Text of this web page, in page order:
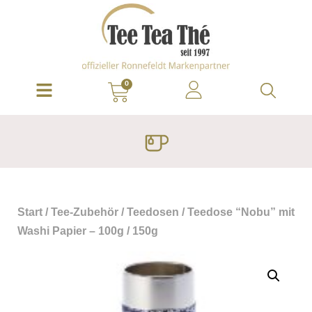
0
Start / Tee-Zubehör / Teedosen / Teedose “Nobu” mit
Washi Papier – 100g / 150g